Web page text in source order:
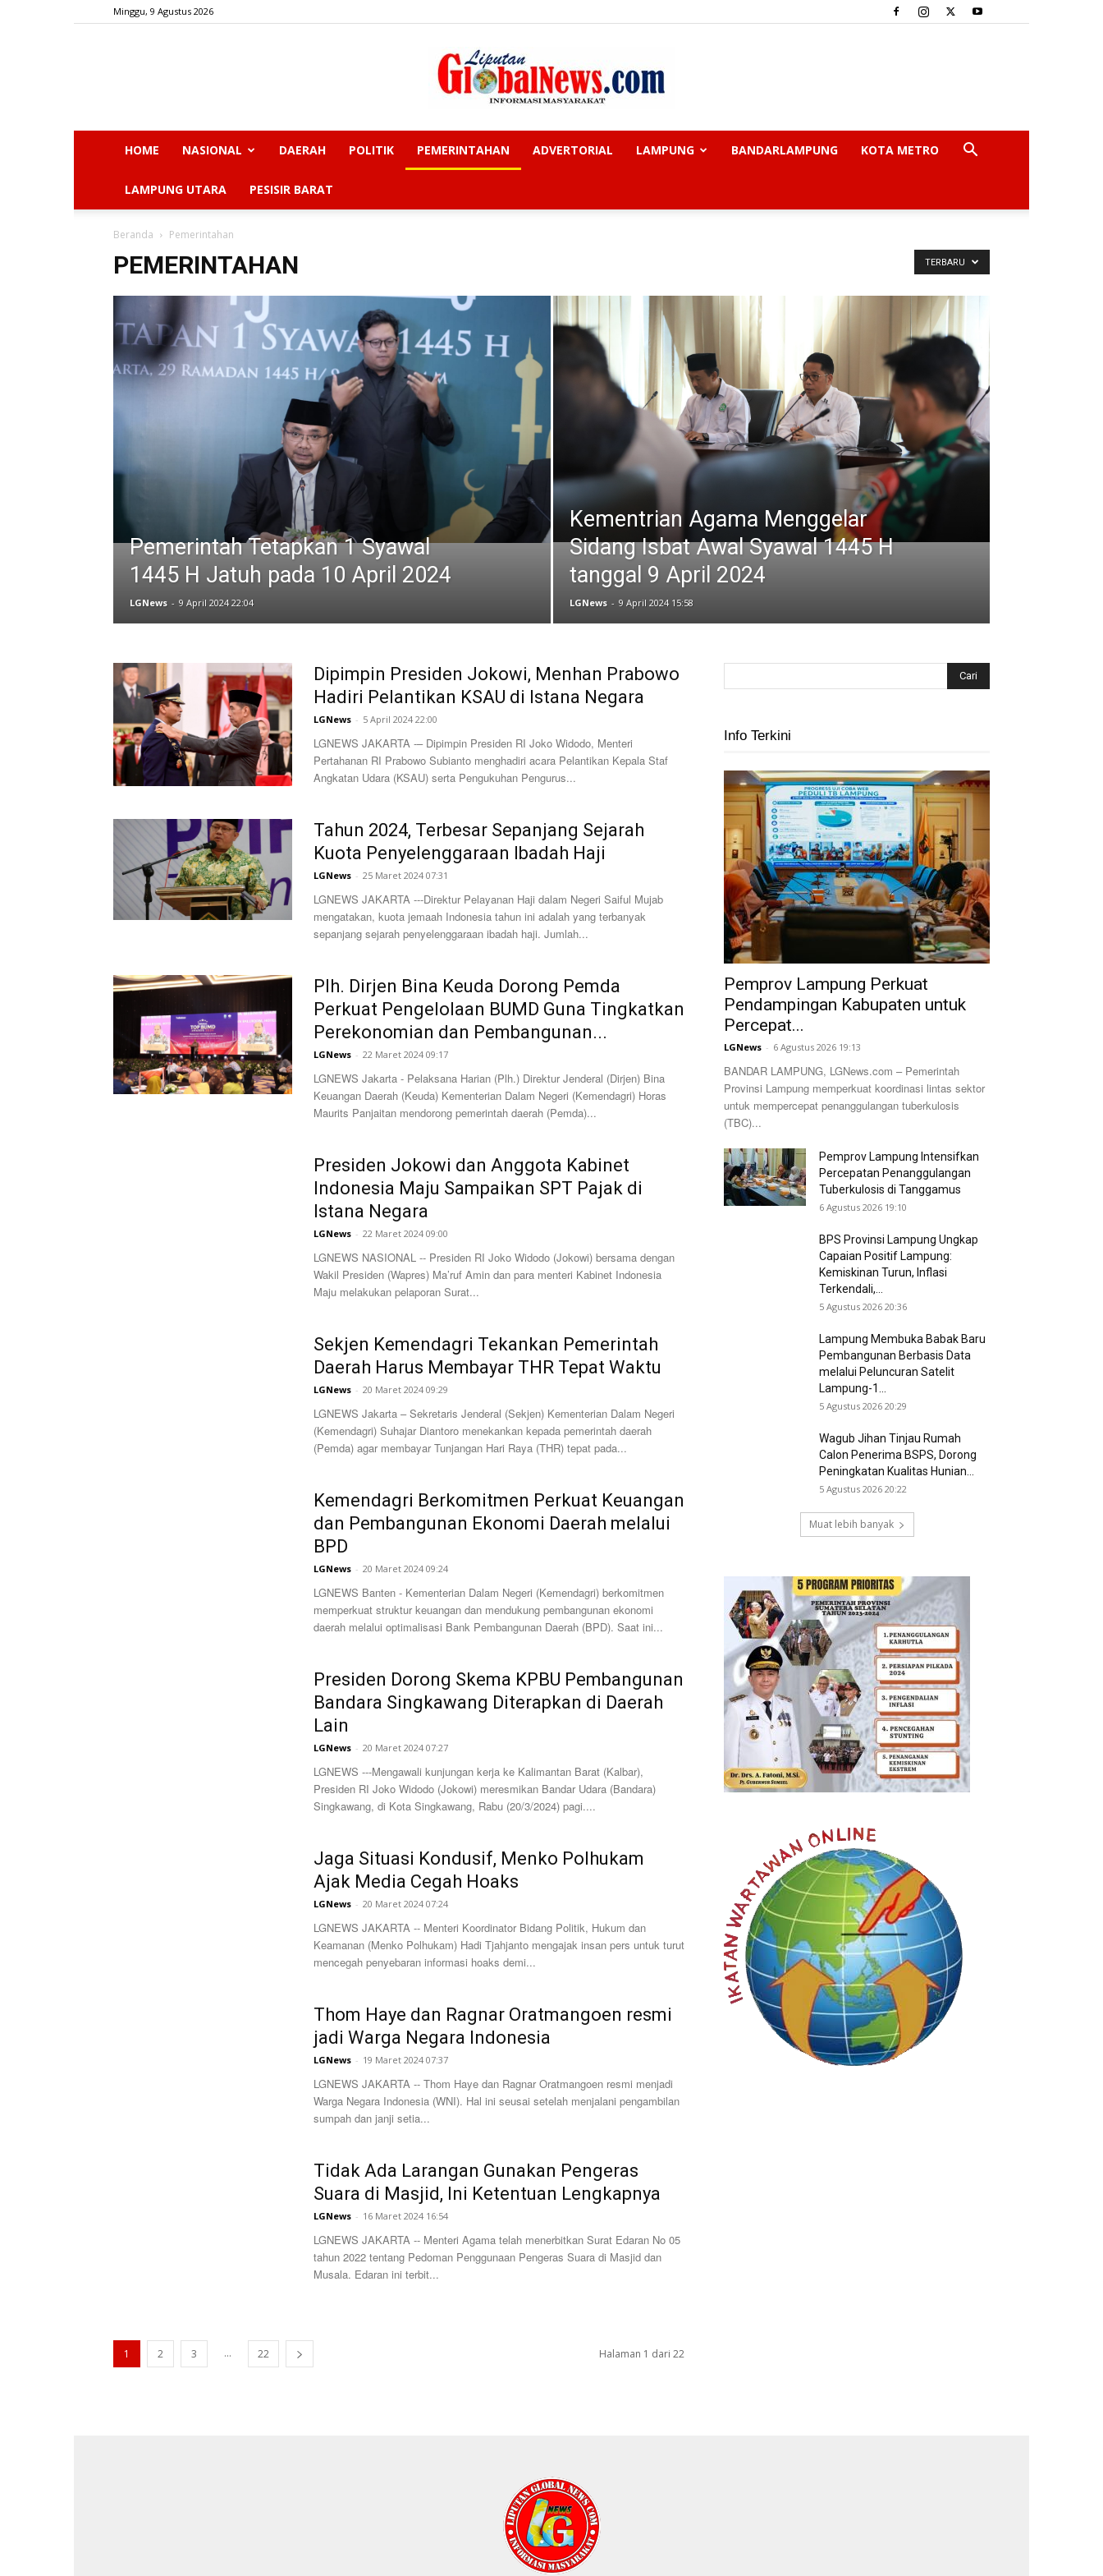
Minggu, 9 Agustus 2026
News
HOME NASIONAL DAERAH POLITIK PEMERINTAHAN ADVERTORIAL LAMPUNG BANDARLAMPUNG KOTA METRO
LAMPUNG UTARA PESISIR BARAT
Beranda Pemerintahan
PEMERINTAHAN TERBARU
Pemerintah Tetapkan 1 Syawal
1445 H Jatuh pada 10 April 2024
LGNews - 9 April 2024 22:04
Kementrian Agama Menggelar
Sidang Isbat Awal Syawal 1445 H
tanggal 9 April 2024
LGNews - 9 April 2024 15:58
Dipimpin Presiden Jokowi, Menhan Prabowo
Hadiri Pelantikan KSAU di Istana Negara
LGNews - 5 April 2024 22:00
LGNEWS JAKARTA -– Dipimpin Presiden RI Joko Widodo, Menteri
Pertahanan RI Prabowo Subianto menghadiri acara Pelantikan Kepala Staf
Angkatan Udara (KSAU) serta Pengukuhan Pengurus...
Tahun 2024, Terbesar Sepanjang Sejarah
Kuota Penyelenggaraan Ibadah Haji
LGNews - 25 Maret 2024 07:31
LGNEWS JAKARTA ---Direktur Pelayanan Haji dalam Negeri Saiful Mujab
mengatakan, kuota jemaah Indonesia tahun ini adalah yang terbanyak
sepanjang sejarah penyelenggaraan ibadah haji. Jumlah...
Plh. Dirjen Bina Keuda Dorong Pemda
Perkuat Pengelolaan BUMD Guna Tingkatkan
Perekonomian dan Pembangunan...
LGNews - 22 Maret 2024 09:17
LGNEWS Jakarta - Pelaksana Harian (Plh.) Direktur Jenderal (Dirjen) Bina
Keuangan Daerah (Keuda) Kementerian Dalam Negeri (Kemendagri) Horas
Maurits Panjaitan mendorong pemerintah daerah (Pemda)...
Presiden Jokowi dan Anggota Kabinet
Indonesia Maju Sampaikan SPT Pajak di
Istana Negara
LGNews - 22 Maret 2024 09:00
LGNEWS NASIONAL -- Presiden RI Joko Widodo (Jokowi) bersama dengan
Wakil Presiden (Wapres) Ma’ruf Amin dan para menteri Kabinet Indonesia
Maju melakukan pelaporan Surat...
Sekjen Kemendagri Tekankan Pemerintah
Daerah Harus Membayar THR Tepat Waktu
LGNews - 20 Maret 2024 09:29
LGNEWS Jakarta – Sekretaris Jenderal (Sekjen) Kementerian Dalam Negeri
(Kemendagri) Suhajar Diantoro menekankan kepada pemerintah daerah
(Pemda) agar membayar Tunjangan Hari Raya (THR) tepat pada...
Kemendagri Berkomitmen Perkuat Keuangan
dan Pembangunan Ekonomi Daerah melalui
BPD
LGNews - 20 Maret 2024 09:24
LGNEWS Banten - Kementerian Dalam Negeri (Kemendagri) berkomitmen
memperkuat struktur keuangan dan mendukung pembangunan ekonomi
daerah melalui optimalisasi Bank Pembangunan Daerah (BPD). Saat ini...
Presiden Dorong Skema KPBU Pembangunan
Bandara Singkawang Diterapkan di Daerah
Lain
LGNews - 20 Maret 2024 07:27
LGNEWS ---Mengawali kunjungan kerja ke Kalimantan Barat (Kalbar),
Presiden RI Joko Widodo (Jokowi) meresmikan Bandar Udara (Bandara)
Singkawang, di Kota Singkawang, Rabu (20/3/2024) pagi....
Jaga Situasi Kondusif, Menko Polhukam
Ajak Media Cegah Hoaks
LGNews - 20 Maret 2024 07:24
LGNEWS JAKARTA -- Menteri Koordinator Bidang Politik, Hukum dan
Keamanan (Menko Polhukam) Hadi Tjahjanto mengajak insan pers untuk turut
mencegah penyebaran informasi hoaks demi...
Thom Haye dan Ragnar Oratmangoen resmi
jadi Warga Negara Indonesia
LGNews - 19 Maret 2024 07:37
LGNEWS JAKARTA -- Thom Haye dan Ragnar Oratmangoen resmi menjadi
Warga Negara Indonesia (WNI). Hal ini seusai setelah menjalani pengambilan
sumpah dan janji setia...
Tidak Ada Larangan Gunakan Pengeras
Suara di Masjid, Ini Ketentuan Lengkapnya
LGNews - 16 Maret 2024 16:54
LGNEWS JAKARTA -- Menteri Agama telah menerbitkan Surat Edaran No 05
tahun 2022 tentang Pedoman Penggunaan Pengeras Suara di Masjid dan
Musala. Edaran ini terbit...
1 2 3 ... 22 Halaman 1 dari 22
Info Terkini
Pemprov Lampung Perkuat
Pendampingan Kabupaten untuk
Percepat...
LGNews - 6 Agustus 2026 19:13
BANDAR LAMPUNG, LGNews.com – Pemerintah
Provinsi Lampung memperkuat koordinasi lintas sektor
untuk mempercepat penanggulangan tuberkulosis
(TBC)...
Pemprov Lampung Intensifkan
Percepatan Penanggulangan
Tuberkulosis di Tanggamus
6 Agustus 2026 19:10
BPS Provinsi Lampung Ungkap
Capaian Positif Lampung:
Kemiskinan Turun, Inflasi
Terkendali,...
5 Agustus 2026 20:36
Lampung Membuka Babak Baru
Pembangunan Berbasis Data
melalui Peluncuran Satelit
Lampung-1...
5 Agustus 2026 20:29
Wagub Jihan Tinjau Rumah
Calon Penerima BSPS, Dorong
Peningkatan Kualitas Hunian...
5 Agustus 2026 20:22
Muat lebih banyak